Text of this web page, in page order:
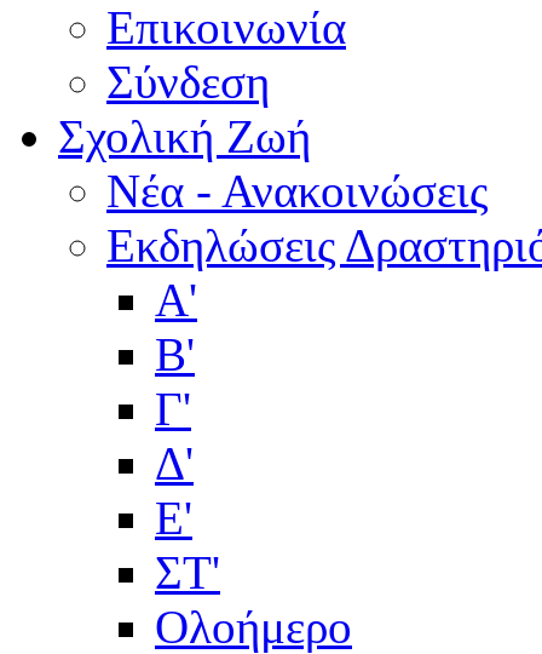
Επικοινωνία
Σύνδεση
Σχολική Ζωή
Νέα - Ανακοινώσεις
Εκδηλώσεις
Α'
Β'
Γ'
Δ'
Ε'
ΣΤ'
Ολοήμερο